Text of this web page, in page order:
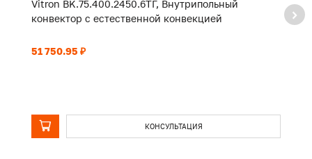
Vitron BK.75.400.2450.6ТГ, Внутрипольный
конвектор с естественной конвекцией
51 750.95 ₽
КОНСУЛЬТАЦИЯ